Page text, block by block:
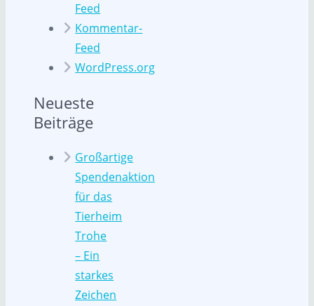
Feed
Kommentar-
Feed
WordPress.org
Neueste
Beiträge
Großartige
Spendenaktion
für das
Tierheim
Trohe
– Ein
starkes
Zeichen